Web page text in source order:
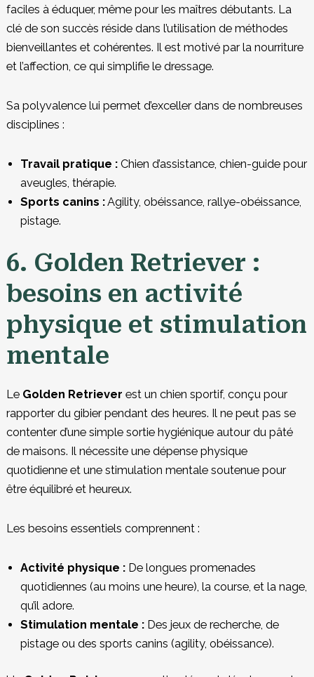
faciles à éduquer, même pour les maîtres débutants. La
clé de son succès réside dans l’utilisation de méthodes
bienveillantes et cohérentes. Il est motivé par la nourriture
et l’affection, ce qui simplifie le dressage.
Sa polyvalence lui permet d’exceller dans de nombreuses
disciplines :
Travail pratique :Chien d’assistance, chien-guide pour
aveugles, thérapie.
Sports canins :Agility, obéissance, rallye-obéissance,
pistage.
6. Golden Retriever :
besoins en activité
physique et stimulation
mentale
Le Golden Retriever est un chien sportif, conçu pour
rapporter du gibier pendant des heures. Il ne peut pas se
contenter d’une simple sortie hygiénique autour du pâté
de maisons. Il nécessite une dépense physique
quotidienne et une stimulation mentale soutenue pour
être équilibré et heureux.
Les besoins essentiels comprennent :
Activité physique :De longues promenades
quotidiennes (au moins une heure), la course, et la nage,
qu’il adore.
Stimulation mentale :Des jeux de recherche, de
pistage ou des sports canins (agility, obéissance).